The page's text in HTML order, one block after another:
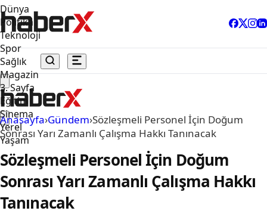
Dünya
Politika
Teknoloji
Spor
Sağlık
Magazin
3. Sayfa
Eğitim
Sinema
Yerel
Yaşam
Anasayfa›Gündem›Sözleşmeli Personel İçin Doğum
Sonrası Yarı Zamanlı Çalışma Hakkı Tanınacak
Sözleşmeli Personel İçin Doğum
Sonrası Yarı Zamanlı Çalışma Hakkı
Tanınacak